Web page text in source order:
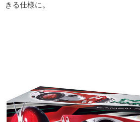
きる仕様に。